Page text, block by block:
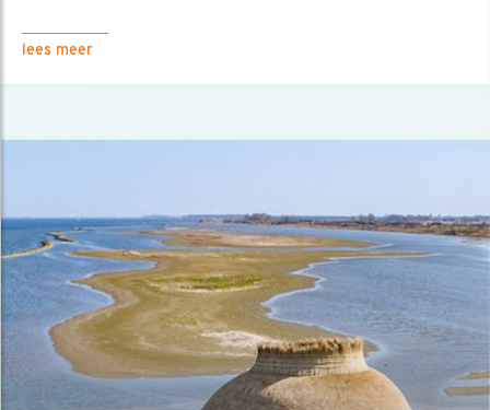
lees meer